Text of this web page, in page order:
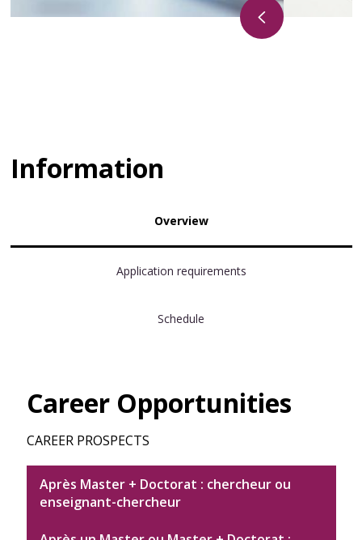
Information
Overview
Application requirements
Schedule
Career Opportunities
CAREER PROSPECTS
Après Master + Doctorat : chercheur ou
enseignant-chercheur